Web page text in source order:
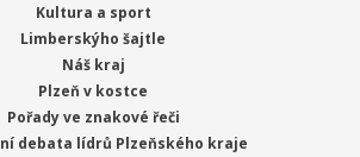
Kultura a sport
Limberskýho šajtle
Náš kraj
Plzeň v kostce
Pořady ve znakové řeči
debata lídrů Plzeňského kraje